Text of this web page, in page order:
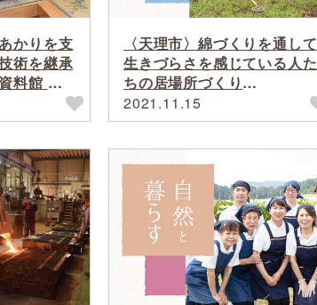
かりを支
術を継承
料館 灯
〈天理市〉綿づくりを通して
生きづらさを感じている人た
ちの居場所づくり
（H.A.M.A.木綿庵）
2021.11.15